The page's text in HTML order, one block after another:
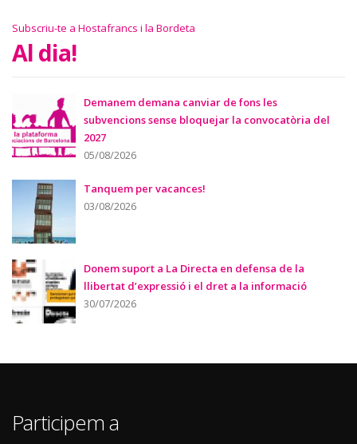
Subscriu-te a Hostafrancs i la Bordeta
Al dia!
Demanem demana canviar de fons les
subvencions sense bloquejar la convocatòria del
2027
05/08/2026
Tanquem per vacances!
03/08/2026
Donem suport a La Directa en defensa de la
llibertat d’expressió i el dret a la informació
30/07/2026
Participem a